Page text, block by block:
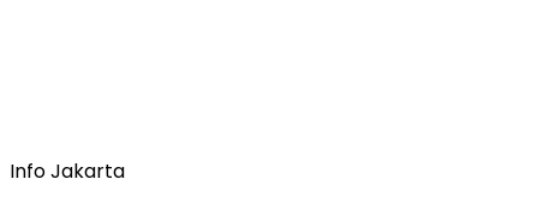
Info Jakarta